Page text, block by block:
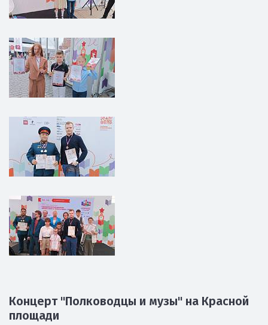
Концерт "Полководцы и музы" на Красной
площади